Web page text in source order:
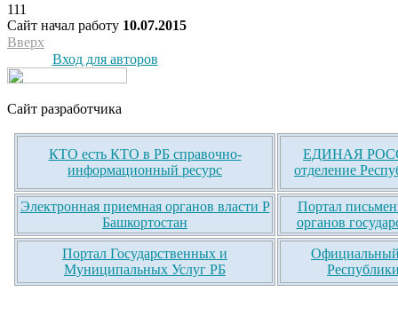
111
Сайт начал работу 10.07.2015
Вверх
Вход для авторов
Сайт разработчика
КТО есть КТО в РБ справочно-
информационный ресурс
ЕДИНАЯ
отделение
Электронная приемная органов власти Р
Башкортостан
Портал
органов
Портал Государственных и
Муниципальных Услуг РБ
Официальный